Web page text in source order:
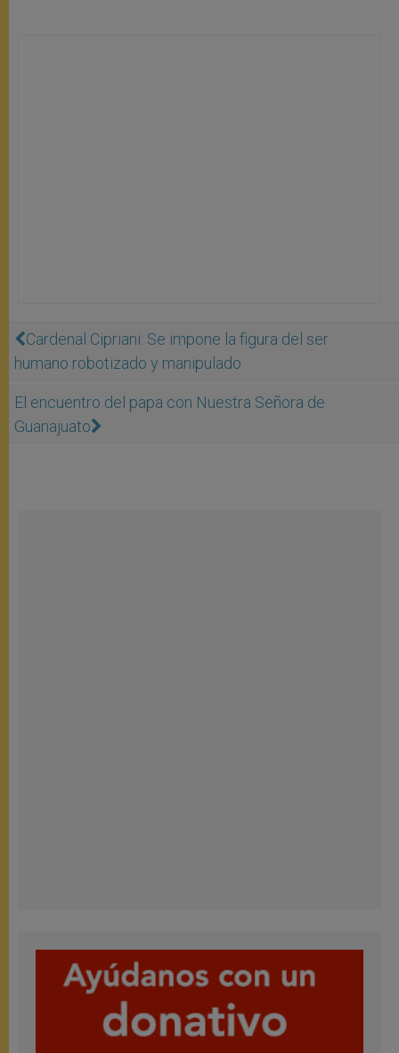
Cardenal Cipriani: Se impone la figura del ser
humano robotizado y manipulado
El encuentro del papa con Nuestra Señora de
Guanajuato